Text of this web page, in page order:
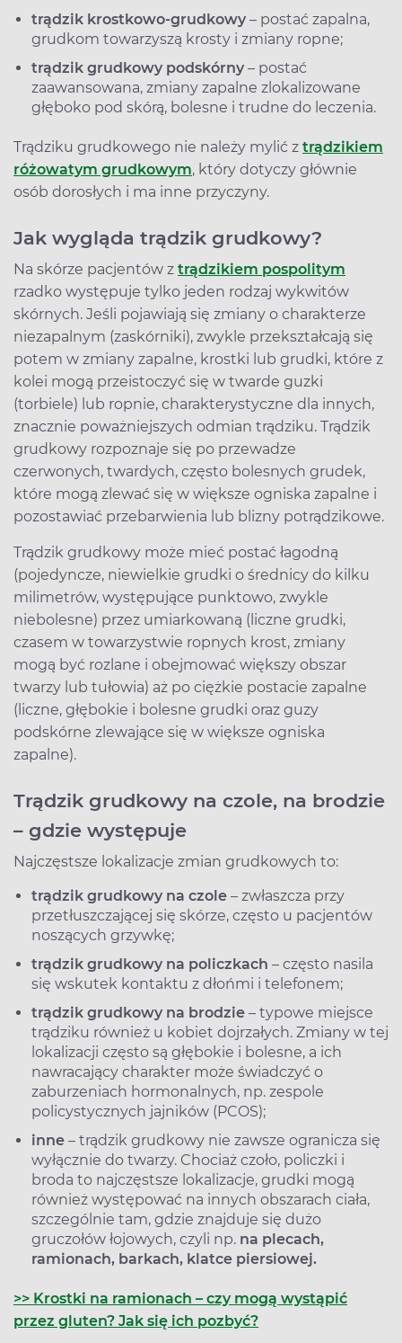
trądzik krostkowo-grudkowy – postać zapalna,
grudkom towarzyszą krosty i zmiany ropne;
trądzik grudkowy podskórny – postać
zaawansowana, zmiany zapalne zlokalizowane
głęboko pod skórą, bolesne i trudne do leczenia.
Trądziku grudkowego nie należy mylić z trądzikiem
różowatym grudkowym, który dotyczy głównie
osób dorosłych i ma inne przyczyny.
Jak wygląda trądzik grudkowy?
Na skórze pacjentów z trądzikiem pospolitym
rzadko występuje tylko jeden rodzaj wykwitów
skórnych. Jeśli pojawiają się zmiany o charakterze
niezapalnym (zaskórniki), zwykle przekształcają się
potem w zmiany zapalne, krostki lub grudki, które z
kolei mogą przeistoczyć się w twarde guzki
(torbiele) lub ropnie, charakterystyczne dla innych,
znacznie poważniejszych odmian trądziku. Trądzik
grudkowy rozpoznaje się po przewadze
czerwonych, twardych, często bolesnych grudek,
które mogą zlewać się w większe ogniska zapalne i
pozostawiać przebarwienia lub blizny potrądzikowe.
Trądzik grudkowy może mieć postać łagodną
(pojedyncze, niewielkie grudki o średnicy do kilku
milimetrów, występujące punktowo, zwykle
niebolesne) przez umiarkowaną (liczne grudki,
czasem w towarzystwie ropnych krost, zmiany
mogą być rozlane i obejmować większy obszar
twarzy lub tułowia) aż po ciężkie postacie zapalne
(liczne, głębokie i bolesne grudki oraz guzy
podskórne zlewające się w większe ogniska
zapalne).
Trądzik grudkowy na czole, na brodzie
– gdzie występuje
Najczęstsze lokalizacje zmian grudkowych to:
trądzik grudkowy na czole – zwłaszcza przy
przetłuszczającej się skórze, często u pacjentów
noszących grzywkę;
trądzik grudkowy na policzkach – często nasila
się wskutek kontaktu z dłońmi i telefonem;
trądzik grudkowy na brodzie – typowe miejsce
trądziku również u kobiet dojrzałych. Zmiany w tej
lokalizacji często są głębokie i bolesne, a ich
nawracający charakter może świadczyć o
zaburzeniach hormonalnych, np. zespole
policystycznych jajników (PCOS);
inne – trądzik grudkowy nie zawsze ogranicza się
wyłącznie do twarzy. Chociaż czoło, policzki i
broda to najczęstsze lokalizacje, grudki mogą
również występować na innych obszarach ciała,
szczególnie tam, gdzie znajduje się dużo
gruczołów łojowych, czyli np. na plecach,
ramionach, barkach, klatce piersiowej.
>> Krostki na ramionach – czy mogą wystąpić
przez gluten? Jak się ich pozbyć?